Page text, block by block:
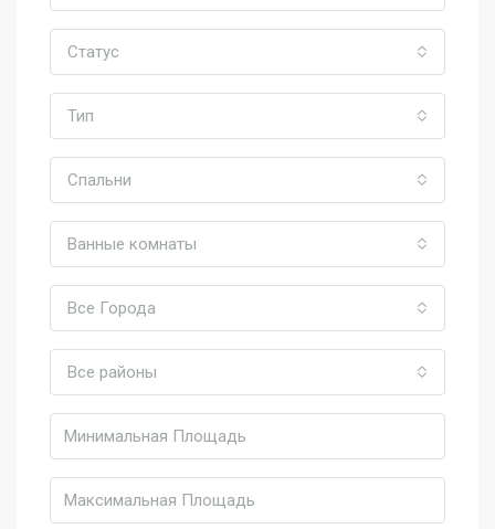
Статус
Тип
Спальни
Ванные комнаты
Все Города
Все районы